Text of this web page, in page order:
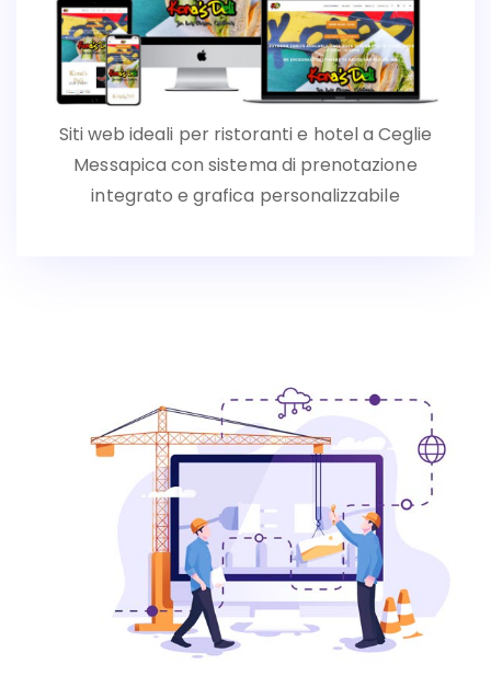
Siti web ideali per ristoranti e hotel a Ceglie
Messapica con sistema di prenotazione
integrato e grafica personalizzabile